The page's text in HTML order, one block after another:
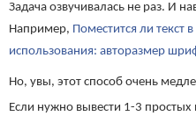
Задача озвучивалась не раз. И
Например, Поместится ли текст
использования: авторазмер
Но, увы, этот способ очень
Если нужно вывести 1-3